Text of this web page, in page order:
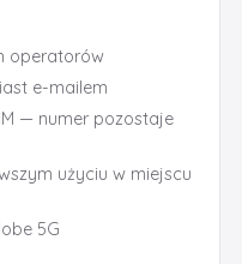
operatorów
e-mailem
— numer pozostaje
użyciu w miejscu
5G